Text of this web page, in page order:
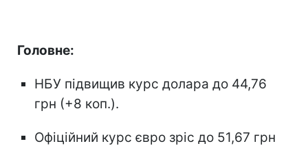
Головне:
НБУ підвищив курс долара до 44,76
грн (+8 коп.).
Офіційний курс євро зріс до 51,67 грн